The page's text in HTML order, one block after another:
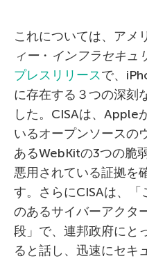
これについては、アメ
ィー・ インフラセキュ
プレスリリースで、
に存在する３つの深刻
した。CISAは、Apple
いるオープンソースの
あるWebKitの3つの脆
悪用されている証拠を
す。さらにCISAは、
のあるサイバーアクタ
段」で、連邦政府にと
ると話し、迅速にセキ